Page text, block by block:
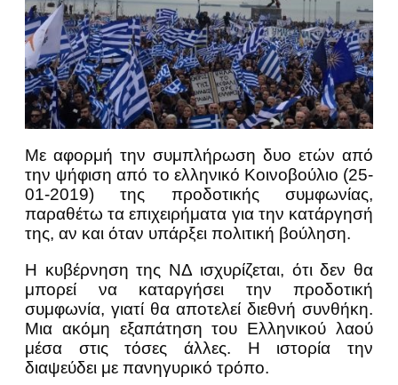
Με αφορμή την συμπλήρωση δυο ετών από
την ψήφιση από το ελληνικό Κοινοβούλιο (25-
01-2019) της προδοτικής συμφωνίας,
παραθέτω τα επιχειρήματα για την κατάργησή
της, αν και όταν υπάρξει πολιτική βούληση.
Η κυβέρνηση της ΝΔ ισχυρίζεται, ότι δεν θα
μπορεί να καταργήσει την προδοτική
συμφωνία, γιατί θα αποτελεί διεθνή συνθήκη.
Μια ακόμη εξαπάτηση του Ελληνικού λαού
μέσα στις τόσες άλλες. Η ιστορία την
διαψεύδει με πανηγυρικό τρόπο.